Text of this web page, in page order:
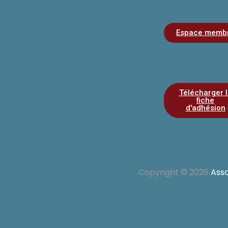
Espace
Télécharger
fiche
d'adhésion
Copyright © 2026